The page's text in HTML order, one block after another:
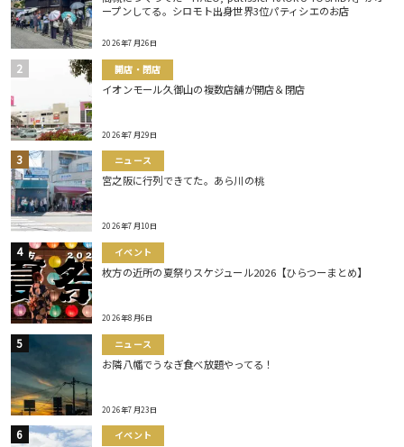
ープンしてる。シロモト出身世界3位パティシエのお店
2026年7月26日
開店・閉店
イオンモール久御山の複数店舗が開店＆閉店
2026年7月29日
ニュース
宮之阪に行列できてた。あら川の桃
2026年7月10日
イベント
枚方の近所の夏祭りスケジュール2026【ひらつーまとめ】
2026年8月6日
ニュース
お隣八幡でうなぎ食べ放題やってる！
2026年7月23日
イベント